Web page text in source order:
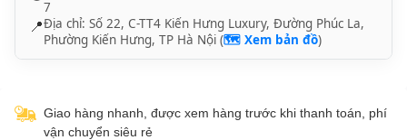
7
📍Địa chỉ: Số 22, C-TT4 Kiến Hưng Luxury, Đường Phúc La,
Phường Kiến Hưng, TP Hà Nội (🗺️ Xem bản đồ)
Giao hàng nhanh, được xem hàng trước khi thanh toán, phí
vận chuyển siêu rẻ